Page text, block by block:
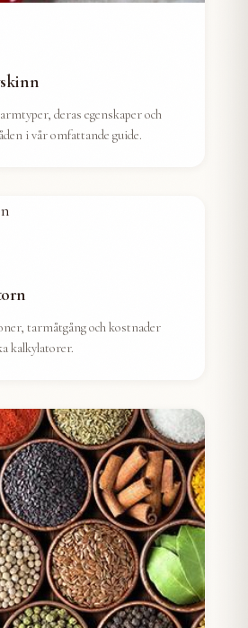
deras egenskaper och
i vår omfattande guide.
tarmåtgång och kostnader
kalkylatorer.